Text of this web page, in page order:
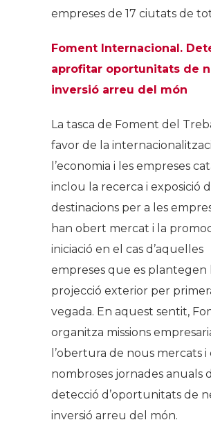
empreses de 17 ciutats de
Foment Internacional.
aprofitar oportunitats de
inversió arreu del món
La tasca de Foment del
favor de la
l’economia i les empreses
inclou la recerca i exposició
destinacions per a les
han obert mercat i la
iniciació en el cas d’aquelles
empreses que es plantegen
projecció exterior per
vegada. En aquest sentit,
organitza missions
l’obertura de nous mercats i
nombroses jornades anuals
detecció d’oportunitats de
inversió arreu del món.